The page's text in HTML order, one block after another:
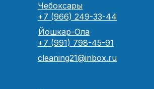
cleaning21@inbox.ru
+7 (966) 249-33-44
Чебоксары
Йошкар-Ола
+7 (991) 798-45-91